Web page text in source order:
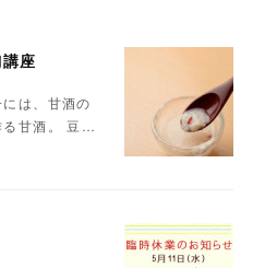
座
は、甘酒の
る甘酒。 豆…